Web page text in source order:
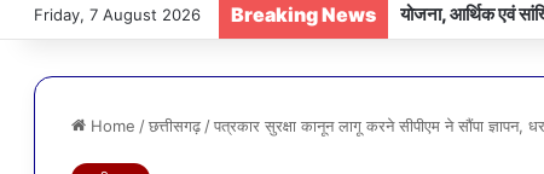
Friday, 7 August 2026 Breaking News योजना, आर्थिक एवं
Home / छत्तीसगढ़ / पत्रकार सुरक्षा कानून लागू करने सीपीएम ने सौंपा ज्ञापन,